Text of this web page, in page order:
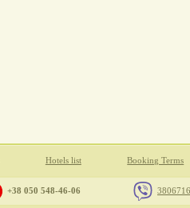
Hotels list Booking Terms
+38 050 548-46-06